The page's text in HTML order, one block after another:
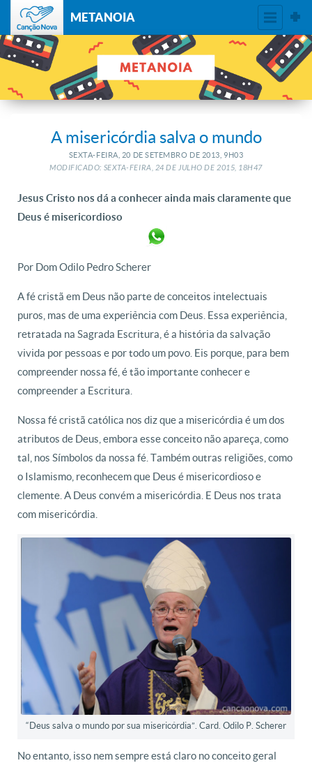
METANOIA
A misericórdia salva o mundo
SEXTA-FEIRA, 20 DE SETEMBRO DE 2013, 9H03
MODIFICADO: SEXTA-FEIRA, 24 DEJULHO DE 2015, 18H47
Jesus Cristo nos dá a conhecer ainda mais claramente que
Deus é misericordioso
Por Dom Odilo Pedro Scherer
A fé cristã em Deus não parte de conceitos intelectuais
puros, mas de uma experiência com Deus. Essa experiência,
retratada na Sagrada Escritura, é a história da salvação
vivida por pessoas e por todo um povo. Eis porque, para bem
compreender nossa fé, é tão importante conhecer e
compreender a Escritura.
Nossa fé cristã católica nos diz que a misericórdia é um dos
atributos de Deus, embora esse conceito não apareça, como
tal, nos Símbolos da nossa fé. Também outras religiões, como
o Islamismo, reconhecem que Deus é misericordioso e
clemente. A Deus convém a misericórdia. E Deus nos trata
com misericórdia.
“Deus salva o mundo por sua misericórdia”. Card. Odilo P. Scherer
No entanto, isso nem sempre está claro no conceito geral